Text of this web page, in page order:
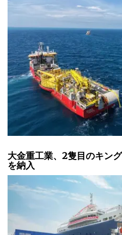
大金重工業、2隻目のキン
を納入